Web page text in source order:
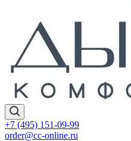
+7 (495) 151-09-99
order@cc-online.ru